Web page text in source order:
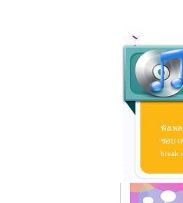
ฟังเพล
ชอบ เ
break